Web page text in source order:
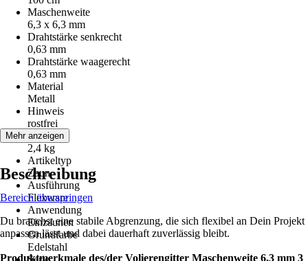
Maschenweite
6,3 x 6,3 mm
Drahtstärke senkrecht
0,63 mm
Drahtstärke waagerecht
0,63 mm
Material
Metall
Hinweis
rostfrei
Gewicht
2,4 kg
Artikeltyp
Zaun
Ausführung
Flexware
Anwendung
Einzäunen
Grundfarbe
Edelstahl
Mehr anzeigen
Beschreibung
Bereich überspringen
Du brauchst eine stabile Abgrenzung, die sich flexibel an Dein Projekt
anpassen lässt und dabei dauerhaft zuverlässig bleibt.
Produktmerkmale des/der Volierengitter Maschenweite 6,3 mm 3